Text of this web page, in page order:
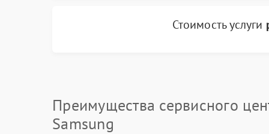
Стоимость услуги
Преимущества сервисного
Samsung